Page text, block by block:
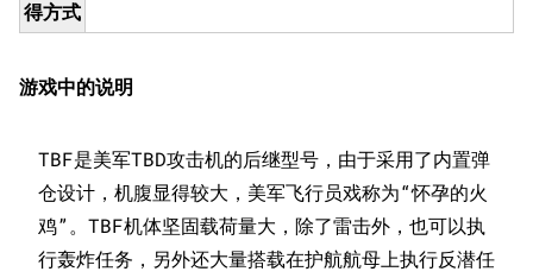
得方式
游戏中的说明
TBF是美军TBD攻击机的后继型号，由于采用了内置弹
仓设计，机腹显得较大，美军飞行员戏称为“怀孕的火
鸡”。TBF机体坚固载荷量大，除了雷击外，也可以执
行轰炸任务，另外还大量搭载在护航航母上执行反潜任